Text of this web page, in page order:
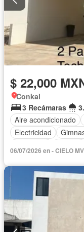
$ 22,000
Conkal
3 Recámaras
Aire acondicionado
Electricidad
06/07/2026 en - CIELO